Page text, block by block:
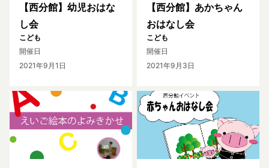
【西分館】幼児おはな
し会
こども
開催日
2021年9月1日
【西分館】あかちゃん
おはなし会
こども
開催日
2021年9月3日